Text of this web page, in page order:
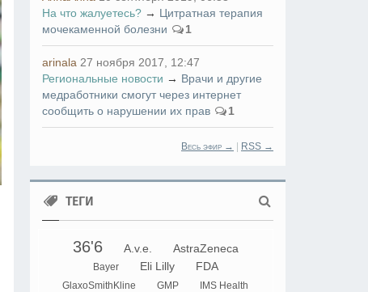
На что жалуетесь?→ Цитратная терапия
мочекаменной болезни
1
arinala 27 ноября 2017, 12:47
Региональные новости → Врачи и другие
медработники смогут через интернет
сообщить о нарушении их прав
1
Весь эфир → RSS →
ТЕГИ
36'6 A.v.e. AstraZeneca
Bayer Eli Lilly FDA
GlaxoSmithKline GMP
IMS Health